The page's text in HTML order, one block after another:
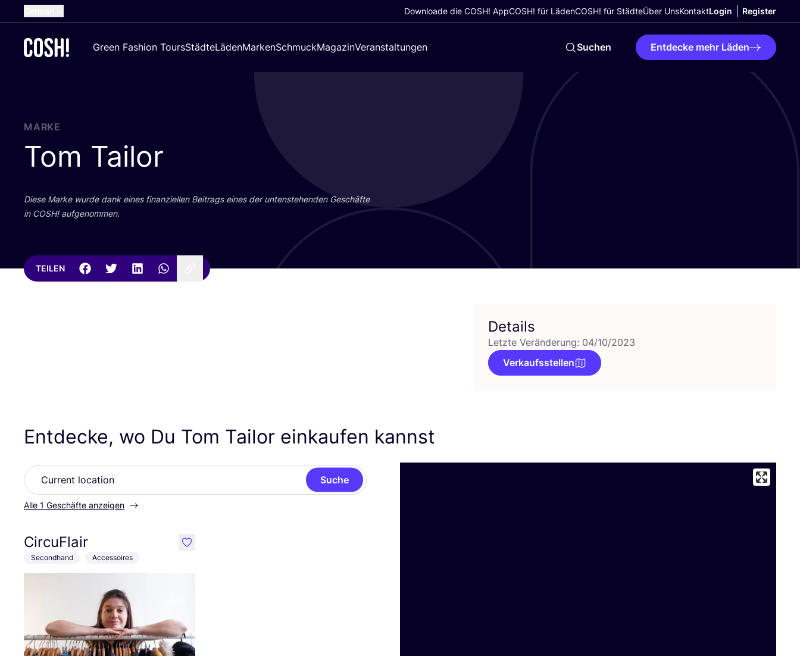
Dutch
Croatian
Downloade die COSH! AppCOSH! für LädenCOSH! für StädteÜber UnsKontaktLogin Register
Green Fashion ToursStädteLädenMarkenSchmuckMagazinVeranstaltungen Suchen Entdecke mehr Läden
MARKE
Tom Tailor
Die­se Mar­ke wur­de dank eines finan­zi­el­len Bei­trags eines der unten­ste­hen­den Geschäf­te
in COSH! aufgenommen.
TEILEN
Details
Letzte Veränderung: 04/10/2023
Verkaufsstellen
Entdecke, wo Du Tom Tailor einkaufen kannst
Suche
Alle 1 Geschäfte anzeigen
CircuFlair
Secondhand Accessoires
like